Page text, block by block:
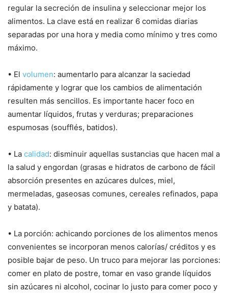
regular la secreción de insulina y seleccionar mejor los
alimentos. La clave está en realizar 6 comidas diarias
separadas por una hora y media como mínimo y tres como
máximo.
• El volumen: aumentarlo para alcanzar la saciedad
rápidamente y lograr que los cambios de alimentación
resulten más sencillos. Es importante hacer foco en
aumentar líquidos, frutas y verduras; preparaciones
espumosas (soufflés, batidos).
• La calidad: disminuir aquellas sustancias que hacen mal a
la salud y engordan (grasas e hidratos de carbono de fácil
absorción presentes en azúcares dulces, miel,
mermeladas, gaseosas comunes, cereales refinados, papa
y batata).
• La porción: achicando porciones de los alimentos menos
convenientes se incorporan menos calorías/ créditos y es
posible bajar de peso. Un truco para mejorar las porciones:
comer en plato de postre, tomar en vaso grande líquidos
sin azúcares ni alcohol, cocinar lo justo para comer poco y